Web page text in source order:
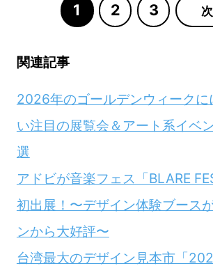
1 2 3
関連記事
2026年のゴールデンウィークに
い注目の展覧会＆アート系イベ
選
アドビが音楽フェス「BLARE
初出展！〜デザイン体験ブース
ンから大好評〜
台湾最大のデザイン見本市「